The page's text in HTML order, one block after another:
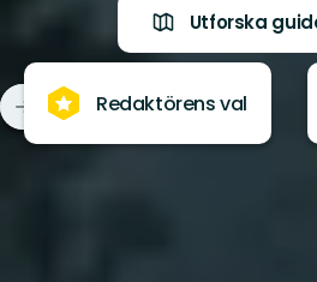
Utforska
Redaktörens val